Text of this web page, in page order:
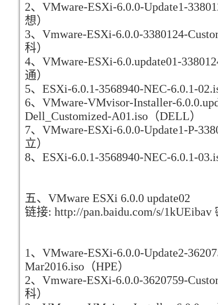
2、VMware-ESXi-6.0.0-Update1-
想）
3、Vmware-ESXi-6.0.0-3380124-
科）
4、VMware-ESXi-6.0.update01-
通）
5、ESXi-6.0.1-3568940-NEC-6.0.1-
6、VMware-VMvisor-Installer-
Dell_Customized-A01.iso（DELL）
7、VMware-ESXi-6.0.0-Update1-P-
立）
8、ESXi-6.0.1-3568940-NEC-6.0.1-
五、VMware ESXi 6.0.0 update02
链接: http://pan.baidu.com/s/1kUEibav
1、VMware-ESXi-6.0.0-Update2-
Mar2016.iso（HPE）
2、Vmware-ESXi-6.0.0-3620759-
科）